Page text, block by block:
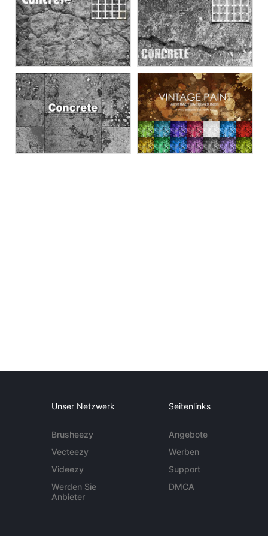
Unser Netzwerk
Brusheezy
Vecteezy
Videezy
Werden Sie
Anbieter
Seitenlinks
Angebote
Werben
Support
DMCA